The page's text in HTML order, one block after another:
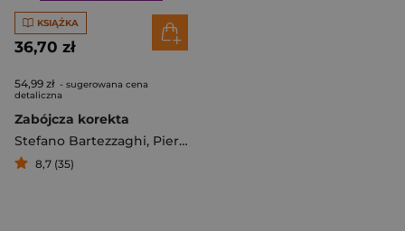
KSIĄŻKA
36,70 zł
54,99 zł - sugerowana cena
detaliczna
Zabójcza korekta
Stefano Bartezzaghi, Pier Mauro Tamburini
8,7 (35)